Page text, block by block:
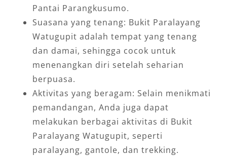
Pantai Parangkusumo.
Suasana yang tenang: Bukit Paralayang
Watugupit adalah tempat yang tenang
dan damai, sehingga cocok untuk
menenangkan diri setelah seharian
berpuasa.
Aktivitas yang beragam: Selain menikmati
pemandangan, Anda juga dapat
melakukan berbagai aktivitas di Bukit
Paralayang Watugupit, seperti
paralayang, gantole, dan trekking.